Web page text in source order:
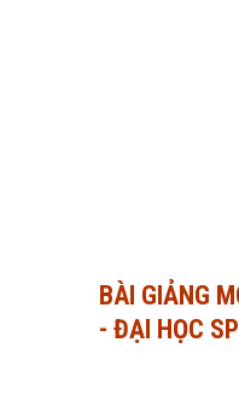
BÀI GIẢNG
- ĐẠI HỌC